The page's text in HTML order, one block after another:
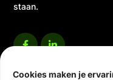
Cookies maken je
staan.